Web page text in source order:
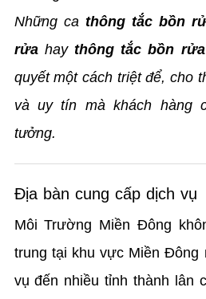
Những ca thông tắc bồn
rửahay thông tắc bồn
quyết một cách triệt để, cho
và uy tín mà khách hàng
tưởng.
Địa bàn cung cấp dịch vụ
Môi Trường Miền Đông
trung tại khu vực Miền Đông
vụ đến nhiều tỉnh thành lân